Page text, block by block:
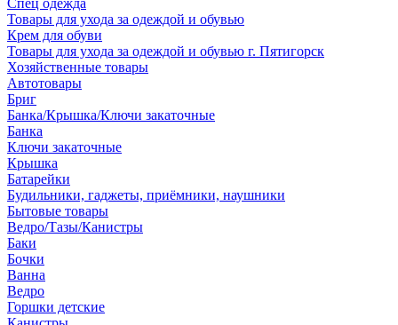
Спец одежда
Товары для ухода за одеждой и обувью
Крем для обуви
Товары для ухода за одеждой и обувью г. Пятигорск
Хозяйственные товары
Автотовары
Бриг
Банка/Крышка/Ключи закаточные
Банка
Ключи закаточные
Крышка
Батарейки
Будильники, гаджеты, приёмники, наушники
Бытовые товары
Ведро/Тазы/Канистры
Баки
Бочки
Ванна
Ведро
Горшки детские